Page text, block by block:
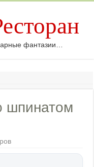
фантазии…
шпинатом